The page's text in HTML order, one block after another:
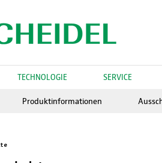
TECHNOLOGIE SERVICE
Produktinformationen